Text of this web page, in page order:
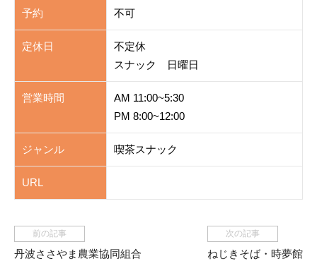
予約 不可
定休日
不定休
スナック 日曜日
営業時間
AM 11:00~5:30
PM 8:00~12:00
ジャンル 喫茶スナック
URL
前の記事
丹波ささやま農業協同組合
次の記事
ねじきそば・時夢館